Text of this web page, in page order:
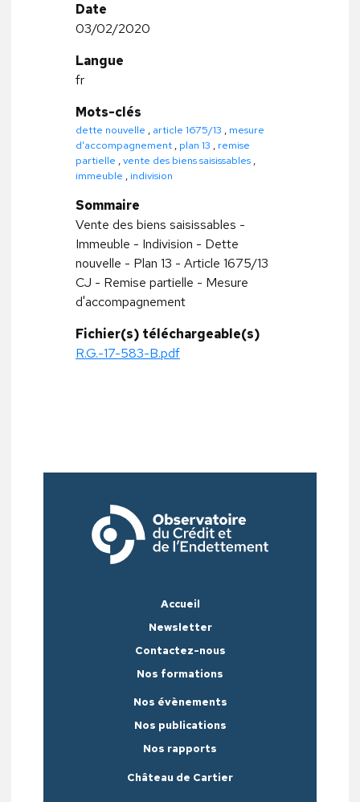
Date
03/02/2020
Langue
fr
Mots-clés
dette nouvelle , article 1675/13 , mesure
d'accompagnement , plan 13 , remise
partielle ,vente des biens saisissables ,
immeuble , indivision
Sommaire
Vente des biens saisissables -
Immeuble - Indivision - Dette
nouvelle - Plan 13 - Article 1675/13
CJ - Remise partielle - Mesure
d'accompagnement
Fichier(s) téléchargeable(s)
R.G.-17-583-B.pdf
Accueil
Newsletter
Contactez-nous
Nos formations
Nos évènements
Nos publications
Nos rapports
Château de Cartier